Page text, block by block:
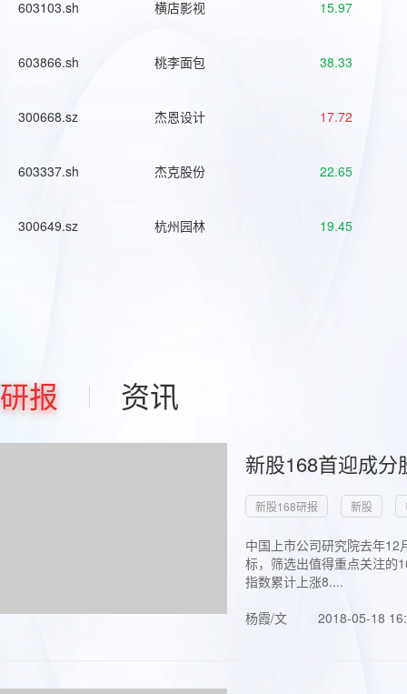
603103.sh 横店影视 15.97
603866.sh 桃李面包 38.33
300668.sz 杰恩设计 17.72
603337.sh 杰克股份 22.65
300649.sz 杭州园林 19.45
研报 资讯
新股168首迎成
新股168研报 新股
中国上市公司研究院去年
标，筛选出值得重点关注的
指数累计上涨8....
杨霞/文
2018-05-18